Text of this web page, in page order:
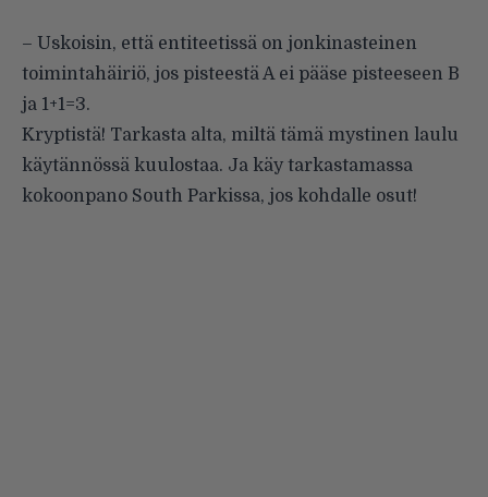
– Uskoisin, että entiteetissä on jonkinasteinen
toimintahäiriö, jos pisteestä A ei pääse pisteeseen B
ja 1+1=3.
Kryptistä! Tarkasta alta, miltä tämä mystinen laulu
käytännössä kuulostaa. Ja käy tarkastamassa
kokoonpano South Parkissa, jos kohdalle osut!